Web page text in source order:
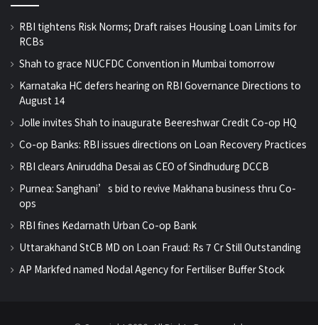
RBI tightens Risk Norms; Draft raises Housing Loan Limits for
RCBs
Shah to grace NUCFDC Convention in Mumbai tomorrow
Karnataka HC defers hearing on RBI Governance Directions to
August 14
Jolle invites Shah to inaugurate Beereshwar Credit Co-op HQ
Co-op Banks: RBI issues directions on Loan Recovery Practices
RBI clears Aniruddha Desai as CEO of Sindhudurg DCCB
Purnea: Sanghani’s bid to revive Makhana business thru Co-
ops
RBI fines Kedarnath Urban Co-op Bank
Uttarakhand StCB MD on Loan Fraud: Rs 7 Cr Still Outstanding
AP Markfed named Nodal Agency for Fertiliser Buffer Stock